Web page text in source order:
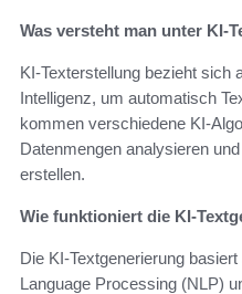
Was versteht man unter KI-
KI-Texterstellung bezieht sich
Intelligenz, um automatisch
kommen verschiedene KI-
Datenmengen analysieren
erstellen.
Wie funktioniert die KI-
Die KI-Textgenerierung
Language Processing (NLP)